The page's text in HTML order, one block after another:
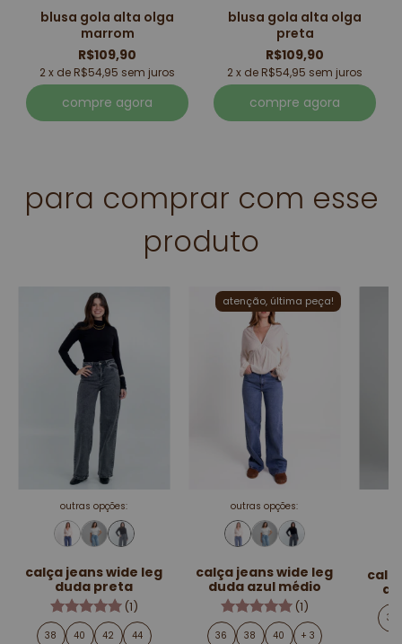
blusa gola alta olga
marrom
R$109,90
2 x de R$54,95 sem juros
compre agora
blusa gola alta olga
preta
R$109,90
2 x de R$54,95 sem juros
compre agora
para comprar com esse
produto
outras opções:
calça jeans wide leg
duda preta
(1)
38 40 42 44
atenção, última peça!
outras opções:
calça jeans wide leg
duda azul médio
(1)
36 38 40 + 3
36